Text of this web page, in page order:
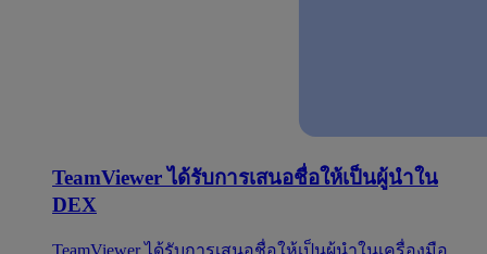
TeamViewer ได้รับการเสนอชื่อให้เป็นผู้นำใน
DEX